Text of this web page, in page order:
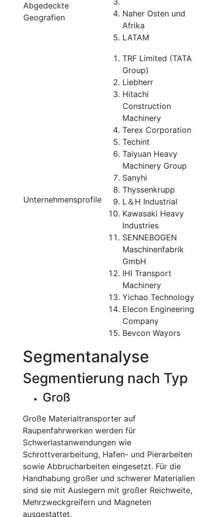
Abgedeckte
Geografien
Naher Osten und
Afrika
LATAM
Unternehmensprofile
TRF Limited (TATA
Group)
Liebherr
Hitachi
Construction
Machinery
Terex Corporation
Techint
Taiyuan Heavy
Machinery Group
Sanyhi
Thyssenkrupp
L＆H Industrial
Kawasaki Heavy
Industries
SENNEBOGEN
Maschinenfabrik
GmbH
IHI Transport
Machinery
Yichao Technology
Elecon Engineering
Company
Bevcon Wayors
Segmentanalyse
Segmentierung nach Typ
Groß
Große Materialtransporter auf
Raupenfahrwerken werden für
Schwerlastanwendungen wie
Schrottverarbeitung, Hafen- und Pierarbeiten
sowie Abbrucharbeiten eingesetzt. Für die
Handhabung großer und schwerer Materialien
sind sie mit Auslegern mit großer Reichweite,
Mehrzweckgreifern und Magneten
ausgestattet.